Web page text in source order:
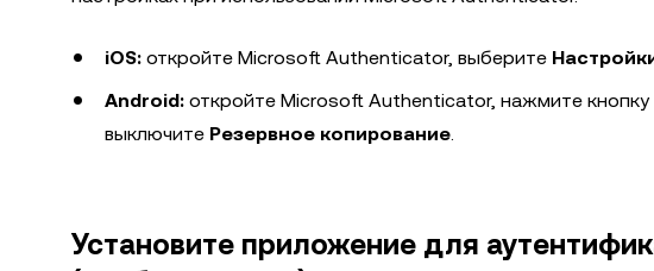
iOS: откройте Microsoft Authenticator, выберите
Android: откройте Microsoft Authenticator, нажмите кнопку
выключите Резервное копирование.
Установите приложение для